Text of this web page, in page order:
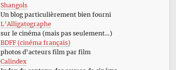
Shangols
Un blog particulièrement bien fourni
L’Alligatographe
sur le cinéma (mais pas seulement…)
BDFF (cinéma français)
photos d’acteurs film par film
Calindex